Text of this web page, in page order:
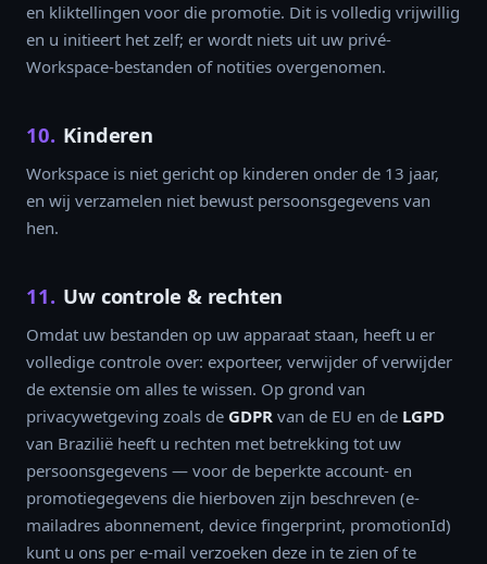
en kliktellingen voor die promotie. Dit is volledig vrijwillig
en u initieert het zelf; er wordt niets uit uw privé-
Workspace-bestanden of notities overgenomen.
10. Kinderen
Workspace is niet gericht op kinderen onder de 13 jaar,
en wij verzamelen niet bewust persoonsgegevens van
hen.
11. Uw controle & rechten
Omdat uw bestanden op uw apparaat staan, heeft u er
volledige controle over: exporteer, verwijder of verwijder
de extensie om alles te wissen. Op grond van
privacywetgeving zoals de GDPR van de EU en de LGPD
van Brazilië heeft u rechten met betrekking tot uw
persoonsgegevens — voor de beperkte account- en
promotiegegevens die hierboven zijn beschreven (e-
mailadres abonnement, device fingerprint, promotionId)
kunt u ons per e-mail verzoeken deze in te zien of te